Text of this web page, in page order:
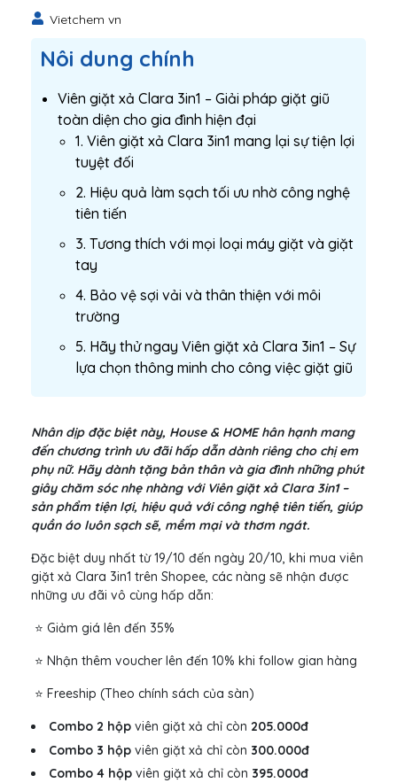
Vietchem vn
Nôi dung chính
Viên giặt xả Clara 3in1 – Giải pháp giặt giũ
toàn diện cho gia đình hiện đại
1. Viên giặt xả Clara 3in1 mang lại sự tiện lợi
tuyệt đối
2. Hiệu quả làm sạch tối ưu nhờ công nghệ
tiên tiến
3. Tương thích với mọi loại máy giặt và giặt
tay
4. Bảo vệ sợi vải và thân thiện với môi
trường
5. Hãy thử ngay Viên giặt xả Clara 3in1 – Sự
lựa chọn thông minh cho công việc giặt giũ
Nhân dịp đặc biệt này, House & HOME hân hạnh mang
đến chương trình ưu đãi hấp dẫn dành riêng cho chị em
phụ nữ. Hãy dành tặng bản thân và gia đình những phút
giây chăm sóc nhẹ nhàng với Viên giặt xả Clara 3in1 –
sản phẩm tiện lợi, hiệu quả với công nghệ tiên tiến, giúp
quần áo luôn sạch sẽ, mềm mại và thơm ngát.
Đặc biệt duy nhất từ 19/10 đến ngày 20/10, khi mua viên
giặt xả Clara 3in1 trên Shopee, các nàng sẽ nhận được
những ưu đãi vô cùng hấp dẫn:
⭐ Giảm giá lên đến 35%
⭐ Nhận thêm voucher lên đến 10% khi follow gian hàng
⭐ Freeship (Theo chính sách của sàn)
Combo 2 hộp viên giặt xả chỉ còn 205.000đ
Combo 3 hộp viên giặt xả chỉ còn 300.000đ
Combo 4 hộp viên giặt xả chỉ còn 395.000đ